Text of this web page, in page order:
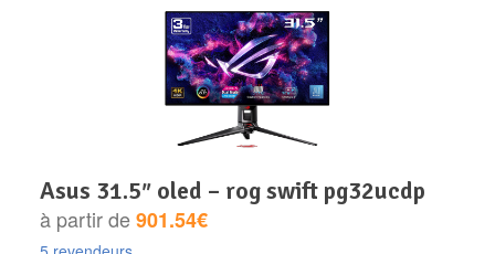
asus 31.5″ oled – rog swift pg32ucdp
à partir de901.54€